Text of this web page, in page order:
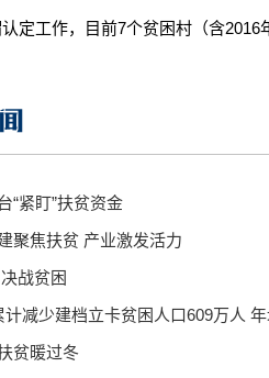
定工作，目前7个贫困村（含
“紧盯”扶贫资金
聚焦扶贫 产业激发活力
战贫困
计减少建档立卡贫困人口609万人
贫暖过冬